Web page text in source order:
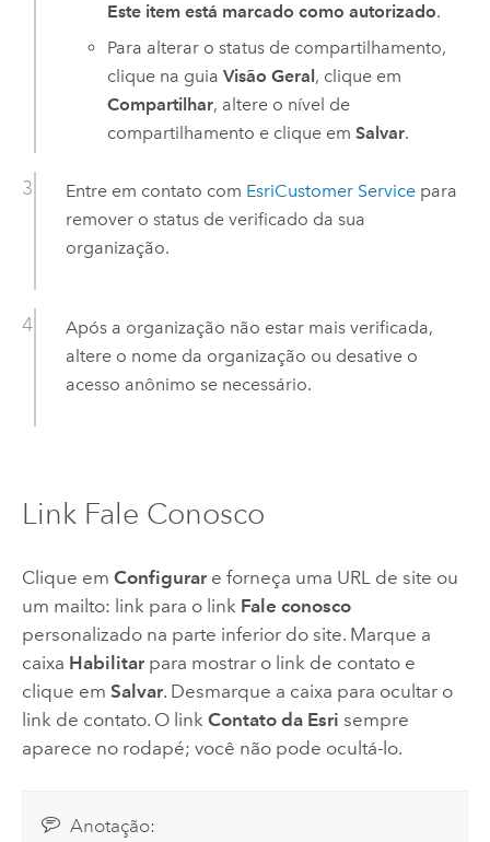
Este item está marcado como autorizado.
Para alterar o status de compartilhamento,
clique na guiaVisão Geral, clique em
Compartilhar, altere o nível de
compartilhamento e clique emSalvar.
Entre em contato com EsriCustomer Servicepara
remover o status de verificado da sua
organização.
Após a organização não estar mais verificada,
altere o nome da organização ou desative o
acesso anônimo se necessário.
Link Fale Conosco
Clique em Configurare forneça uma URL de site ou
um mailto: link para o link Fale conosco
personalizado na parte inferior do site. Marque a
caixa Habilitarpara mostrar o link de contato e
clique em Salvar. Desmarque a caixa para ocultar o
link de contato.O link Contato da Esri sempre
aparece no rodapé; você não pode ocultá-lo.
Anotação: